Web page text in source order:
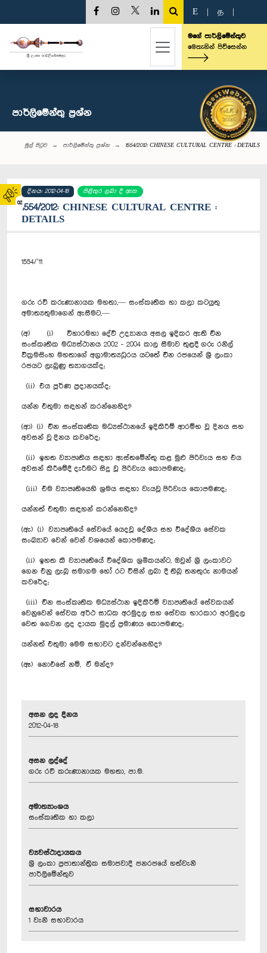
02
E த
මගේ පාර්ලිමේන්තුව
මෙතැනින් පිවිසෙන්න
පාර්ලි‌මේන්තු‌ ප්‍රශ්න
මුල් පිටුව පාර්ලි‌මේන්තු‌ ප්‍රශ්න 1554/2012: CHINESE CULTURAL CENTRE : DETAILS
දිනය: 2012-04-18 පිළිතුර ලබා දී ඇත
1554/2012: CHINESE CULTURAL CENTRE :
DETAILS
1554/’11
ගරු රවී කරුණානායක මහතා,— සංස්කෘතික හා කලා ක‍ටයුතු
අමාත්‍යතුමාගෙන් ඇසීමට,—
(අ) (i) විහාරමහා දේවී උද්‍යානය අසල ඉදිකර ඇති චීන
සංස්කෘතික මධ්‍යස්ථානය 2002 - 2004 කාල සීමාව තුළදී ගරු රනිල්
වික්‍රමසිංහ මහතාගේ අග්‍රාමාත්‍යධූරය යටතේ චීන රජයෙන් ශ්‍රී ලංකා
රජයට ලැබුණු ත්‍යාගයක්ද;
(ii) එය පූර්ණ ප්‍රදානයක්ද;
යන්න එතුමා සඳහන් කරන්නෙහිද?
(ආ) (i) චීන සංස්කෘතික මධ්‍යස්ථානයේ ඉදිකිරීම් ආරම්භ වූ දිනය සහ
අවසන් වූ දිනය කවරේද;
(ii) ඉහත ව්‍යාපෘතිය සඳහා ඇස්තමේන්තු කළ මුළු පිරිවැය සහ එය
අවසන් කිරීමේදී දැරීමට සිදු වූ පිරිවැය කොපමණද;
(iii) එම ව්‍යාපෘතියෙහි ශ්‍රමය සඳහා වැයවූ පිරිවැය කොපමණද;
යන්නත් එතුමා සඳහන් කරන්නෙහිද?
(ඇ) (i) ව්‍යාපෘතියේ සේවයේ යෙදවූ දේශීය සහ විදේශීය සේවක
සංඛ්‍යාව වෙන් වෙන් වශයෙන් කොපමණද;
(ii) ඉහත කී ව්‍යාපෘතියේ වි‍දේශික ශ්‍රමිකයන්ට, ඔවුන් ශ්‍රී ලංකාවට
ගෙන එනු ලැබූ සමාගම හෝ රට විසින් ලබා දී ති‍බූ තනතුරු නාමයන්
කවරේද;
(iii) චීන සංස්කෘතික මධ්‍යස්ථාන ඉදිකිරීම් ව්‍යාපෘතියේ සේවකයන්
වෙනු‍වෙන් සේවක අර්ථ සාධක අරමුදල සහ සේවක භාරකාර අරමුදල
වෙත ගෙවන ලද දායක මුදල් ප්‍රමාණය කොපමණද;
යන්නත් එතුමා මෙම සභාවට දන්වන්නෙහිද?
(ඈ) නොඑසේ නම්, ඒ මන්ද?
අසන ලද දිනය
2012-04-18
අසන ලද්දේ
ගරු රවී කරුණානායක මහතා, පා.ම.
අමාත්‍යාංශය
සංස්කෘතික හා කලා
ව්‍යවස්ථාදායකය
ශ්‍රී ලංකා ප්‍රජාතාන්ත්‍රික සමාජවාදී ජනරජයේ හත්වැනි
පාර්ලිමේන්තුව
සභාවාරය
1 වැනි සභාවාරය